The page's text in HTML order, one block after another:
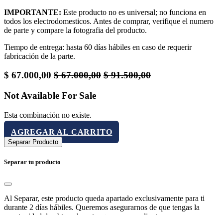
IMPORTANTE: Este producto no es universal; no funciona en
todos los electrodomesticos. Antes de comprar, verifique el numero
de parte y compare la fotografia del producto.
Tiempo de entrega: hasta 60 días hábiles en caso de requerir
fabricación de la parte.
$ 67.000,00 $67.000,00 $91.500,00
Not Available For Sale
Esta combinación no existe.
AGREGAR AL CARRITO
Separar Producto
Separar tu producto
Al Separar, este producto queda apartado exclusivamente para ti
durante 2 días hábiles. Queremos asegurarnos de que tengas la